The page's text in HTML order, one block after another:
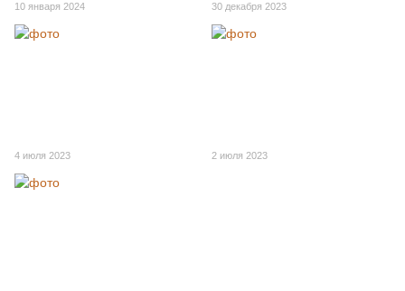
10 января 2024 30 декабря 2023
4 июля 2023 2 июля 2023